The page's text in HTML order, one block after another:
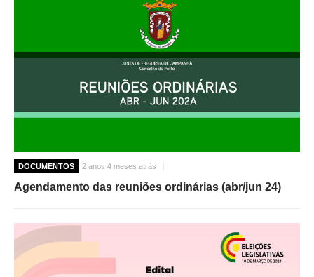
DOCUMENTOS 2 anos 4 meses atrás
Agendamento das reuniões ordinárias (abr/jun 24)